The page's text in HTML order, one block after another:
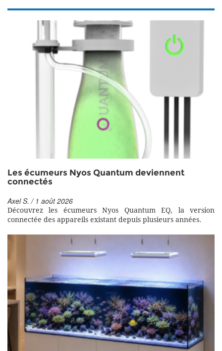
Les écumeurs Nyos Quantum deviennent
connectés
Axel S. / 1 août 2026
Découvrez les écumeurs Nyos Quantum EQ, la version
connectée des appareils existant depuis plusieurs années.